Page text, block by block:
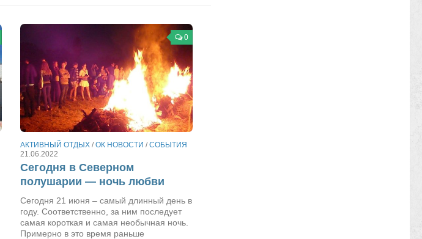
0
АКТИВНЫЙ ОТДЫХ /ОК НОВОСТИ /СОБЫТИЯ
21.06.2022
Сегодня в Северном
полушарии — ночь любви
Сегодня 21 июня – самый длинный день в
году. Соответственно, за ним последует
самая короткая и самая необычная ночь.
Примерно в это время раньше